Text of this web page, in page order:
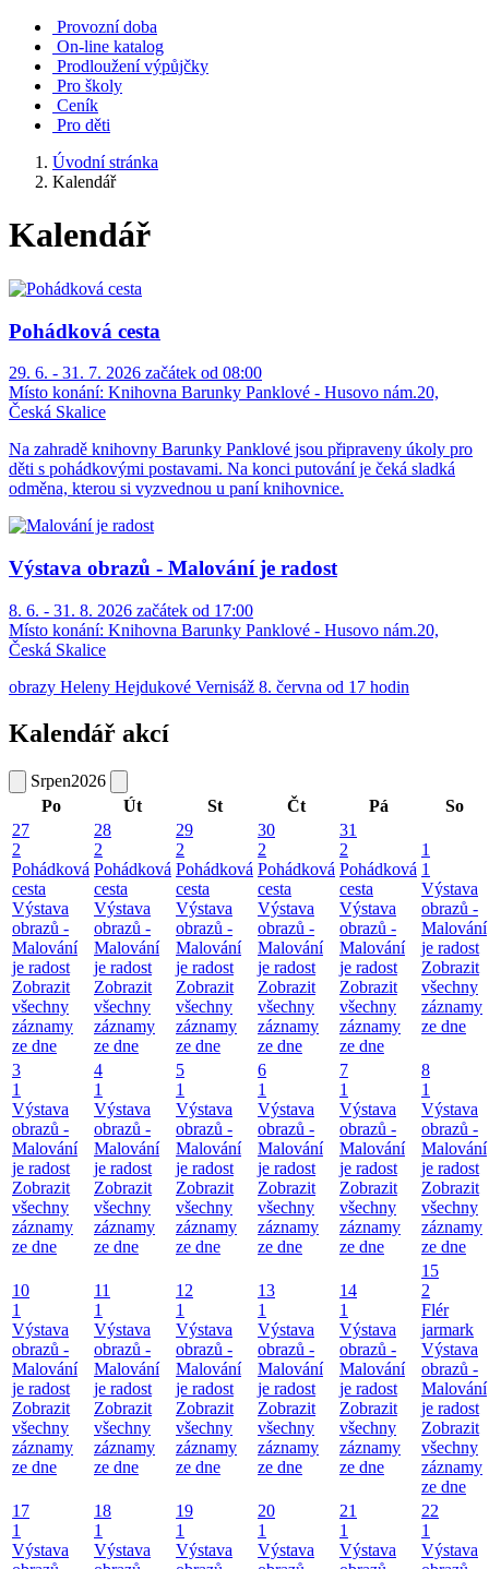
Provozní doba
On-line katalog
Prodloužení výpůjčky
Pro školy
Ceník
Pro děti
Úvodní stránka
Kalendář
Kalendář
Pohádková cesta
29. 6. - 31. 7. 2026 začátek od 08:00
Místo konání: Knihovna Barunky Panklové - Husovo nám.20,
Česká Skalice
Na zahradě knihovny Barunky Panklové jsou připraveny úkoly pro
děti s pohádkovými postavami. Na konci putování je čeká sladká
odměna, kterou si vyzvednou u paní knihovnice.
Výstava obrazů - Malování je radost
8. 6. - 31. 8. 2026 začátek od 17:00
Místo konání: Knihovna Barunky Panklové - Husovo nám.20,
Česká Skalice
obrazy Heleny Hejdukové Vernisáž 8. června od 17 hodin
Kalendář akcí
Srpen2026
Po
Út St Čt Pá
So
27
2
Pohádková
cesta
Výstava
obrazů -
Malování
je radost
Zobrazit
všechny
záznamy
ze dne
28
2
Pohádková
cesta
Výstava
obrazů -
Malování
je radost
Zobrazit
všechny
záznamy
ze dne
29
2
Pohádková
cesta
Výstava
obrazů -
Malování
je radost
Zobrazit
všechny
záznamy
ze dne
30
2
Pohádková
cesta
Výstava
obrazů -
Malování
je radost
Zobrazit
všechny
záznamy
ze dne
31
2
Pohádková
cesta
Výstava
obrazů -
Malování
je radost
Zobrazit
všechny
záznamy
ze dne
1
1
Výstava
obrazů -
Malování
je radost
Zobrazit
všechny
záznamy
ze dne
3
1
Výstava
obrazů -
Malování
je radost
Zobrazit
všechny
záznamy
ze dne
4
1
Výstava
obrazů -
Malování
je radost
Zobrazit
všechny
záznamy
ze dne
5
1
Výstava
obrazů -
Malování
je radost
Zobrazit
všechny
záznamy
ze dne
6
1
Výstava
obrazů -
Malování
je radost
Zobrazit
všechny
záznamy
ze dne
7
1
Výstava
obrazů -
Malování
je radost
Zobrazit
všechny
záznamy
ze dne
8
1
Výstava
obrazů -
Malování
je radost
Zobrazit
všechny
záznamy
ze dne
10
1
Výstava
obrazů -
Malování
je radost
Zobrazit
všechny
záznamy
ze dne
11
1
Výstava
obrazů -
Malování
je radost
Zobrazit
všechny
záznamy
ze dne
12
1
Výstava
obrazů -
Malování
je radost
Zobrazit
všechny
záznamy
ze dne
13
1
Výstava
obrazů -
Malování
je radost
Zobrazit
všechny
záznamy
ze dne
14
1
Výstava
obrazů -
Malování
je radost
Zobrazit
všechny
záznamy
ze dne
15
2
Flér
jarmark
Výstava
obrazů -
Malování
je radost
Zobrazit
všechny
záznamy
ze dne
17
1
Výstava
18
1
Výstava
19
1
Výstava
20
1
Výstava
21
1
Výstava
22
1
Výstava